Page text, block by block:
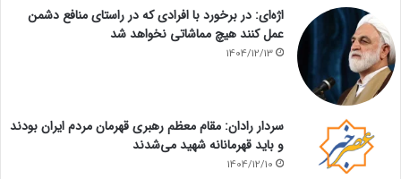
اژه‌ای: در برخورد با افرادی که در راستای منافع دشمن
عمل کنند هیچ مماشاتی نخواهد شد
1404/12/13
سردار رادان: مقام معظم رهبری قهرمان مردم ایران بودند
و باید قهرمانانه شهید می‌شدند
1404/12/10